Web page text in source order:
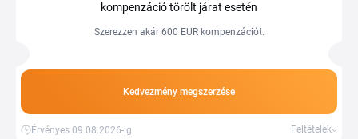
kompenzáció törölt járat esetén
Szerezzen akár 600 EUR kompenzációt.
Kedvezmény megszerzése
Érvényes 09.08.2026-ig Feltételek